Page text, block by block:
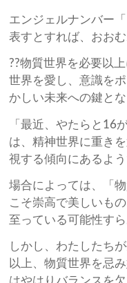
エンジェルナンバー
表すとすれば、おお
??物質世界を必要以
世界を愛し、意識を
かしい未来への鍵とな
「最近、やたらと16
は、精神世界に重き
視する傾向にあるよう
場合によっては、「
こそ崇高で美しいも
至っている可能性す
しかし、わたしたち
以上、物質世界を忌